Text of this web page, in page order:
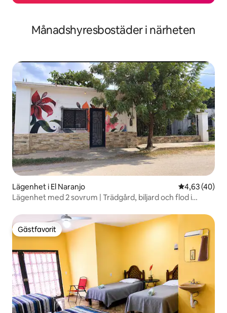
Månadshyresbostäder i närheten
Lägenhet i El Naranjo 4,63 av 5 i
4,63 (40)
Lägenhet med 2 sovrum | Trädgård, biljard och flod i
Gästfavorit
Gästfavorit